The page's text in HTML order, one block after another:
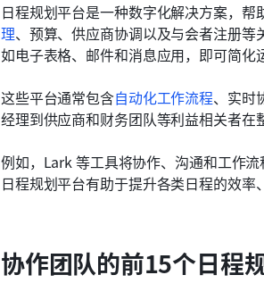
日程规划平台是一种数字化解决方案，
理、预算、供应商协调以及与会者注册等
如电子表格、邮件和消息应用，即可简化
这些平台通常包含自动化工作流程、实时
经理到供应商和财务团队等利益相关者在
例如，Lark 等工具将协作、沟通和工作
日程规划平台有助于提升各类日程的效率
协作团队的前15个日程